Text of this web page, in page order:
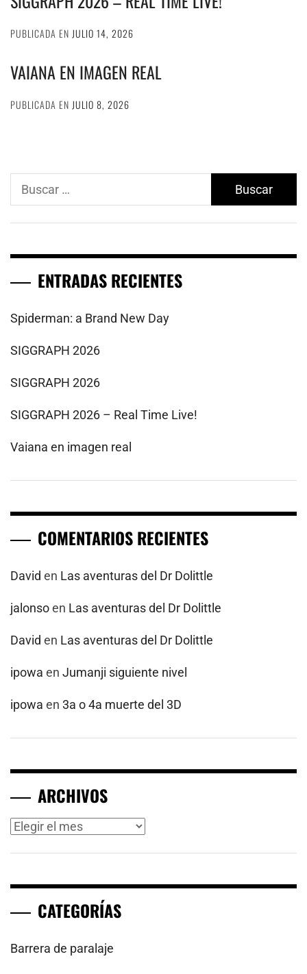
PUBLICADA EN JULIO 14, 2026
VAIANA EN IMAGEN REAL
PUBLICADA EN JULIO 8, 2026
Buscar:
ENTRADAS RECIENTES
Spiderman: a Brand New Day
SIGGRAPH 2026
SIGGRAPH 2026
SIGGRAPH 2026 – Real Time Live!
Vaiana en imagen real
COMENTARIOS RECIENTES
David en Las aventuras del Dr Dolittle
jalonsoen Las aventuras del Dr Dolittle
David en Las aventuras del Dr Dolittle
ipowa en Jumanji siguiente nivel
ipowa en 3a o 4a muerte del 3D
ARCHIVOS
Archivos
CATEGORÍAS
Barrera de paralaje